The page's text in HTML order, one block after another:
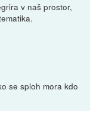
v naš prostor,
se sploh mora kdo